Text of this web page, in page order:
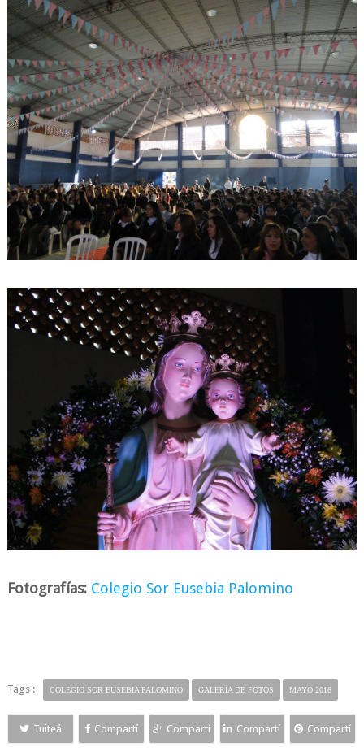
Fotografías: Colegio Sor Eusebia Palomino
Tags : COLEGIO SOR EUSEBIA PALOMINO GALERÍA DE FOTOS MAYO 2016
Tuiteá Compartí Compartí Compartí Compartí